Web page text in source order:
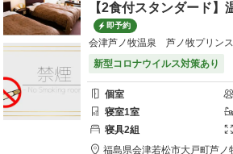
【2食付スタンダード】
即予約
会津芦ノ牧温泉 芦ノ牧プリン
新型コロナウイルス対策あり
個室
寝室1室
寝具2組
福島県会津若松市大戸町芦ノ